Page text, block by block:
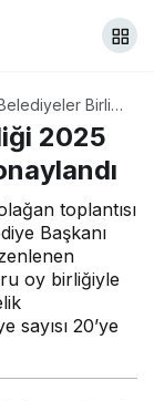
Birliği
Faaliyet2025
toplantısı
Başkanı
oy birliğiyle
20’ye
Paylaş